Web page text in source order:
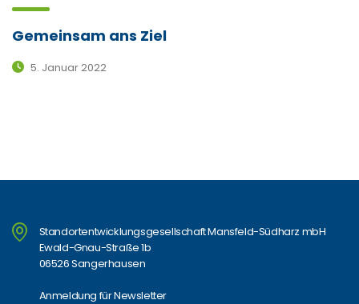
Gemeinsam ans Ziel
5. Januar 2022
Standortentwicklungsgesellschaft Mansfeld-Südharz mbH
Ewald-Gnau-Straße 1b
06526 Sangerhausen
Anmeldung für Newsletter